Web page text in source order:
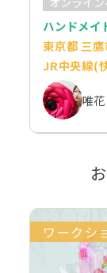
ハンドメイ
東京都 三鷹
JR中央線(
唯花
ワークシ